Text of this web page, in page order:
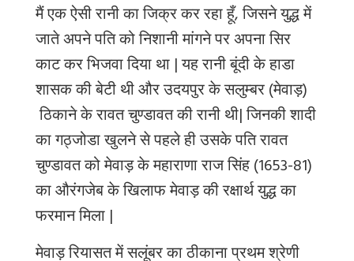
मैं एक ऐसी रानी का जिक्र कर रहा हूँ, जिसने युद्ध में
जाते अपने पति को निशानी मांगने पर अपना सिर
काट कर भिजवा दिया था| यह रानी बूंदी के हाडा
शासक की बेटी थी और उदयपुर(मेवाड़) के सलुम्बर
ठिकाने के रावत चुण्डावत की रानी थी| जिनकी शादी
का गठ्जोडा खुलने से पहले ही उसके पति रावत
चुण्डावत को मेवाड़ के महाराणा राज सिंह (1653-81)
का औरंगजेब के खिलाफ मेवाड़ की रक्षार्थ युद्ध का
फरमान मिला |
मेवाड़ रियासत में सलूंबर का ठीकाना प्रथम श्रेणी